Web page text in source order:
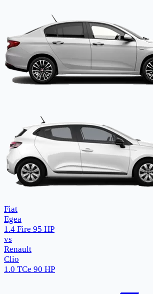
Fiat
Egea
1.4 Fire 95 HP
vs
Renault
Clio
1.0 TCe 90 HP